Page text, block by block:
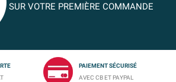
SUR VOTRE PREMIÈRE COMMANDE
PAIEMENT SÉCURISÉ
AVEC CB ET PAYPAL